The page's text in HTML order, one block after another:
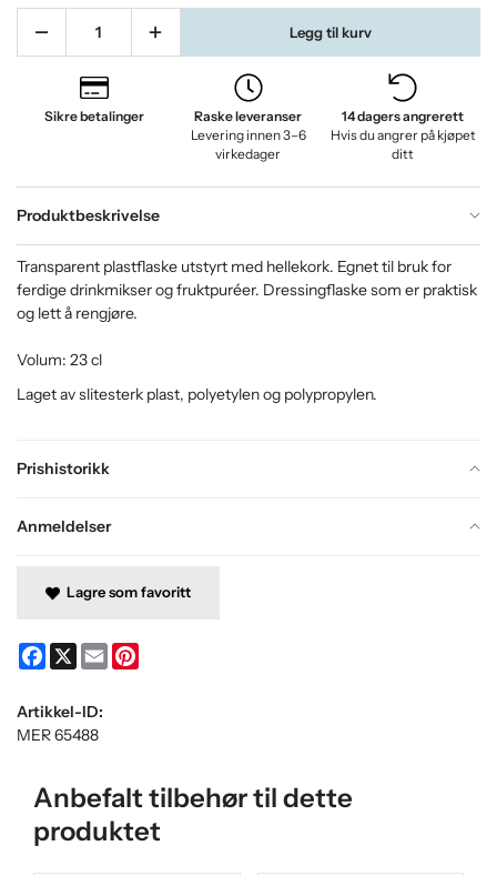
Legg til kurv
Sikre betalinger
Raske leveranser
Levering innen 3–6
virkedager
14 dagers angrerett
Hvis du angrer på kjøpet
ditt
Produktbeskrivelse
Prishistorikk
Anmeldelser
Transparent plastflaske utstyrt med hellekork. Egnet til bruk for
ferdige drinkmikser og fruktpuréer. Dressingflaske som er praktisk
og lett å rengjøre.
Volum: 23 cl
Laget av slitesterk plast, polyetylen og polypropylen.
Lagre som favoritt
Facebook
X Email
Artikkel-ID:
MER 65488
Anbefalt tilbehør til dette
produktet